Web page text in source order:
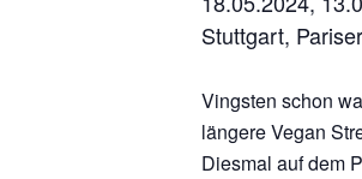
Stuttgart,
Vingsten schon
längere Vegan
Diesmal auf dem